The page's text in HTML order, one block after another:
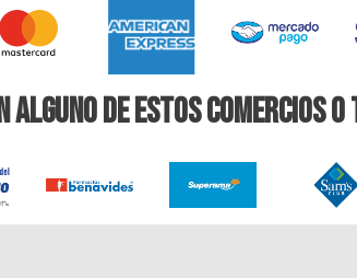
ALGUNO DE ESTOS COMERCIOS